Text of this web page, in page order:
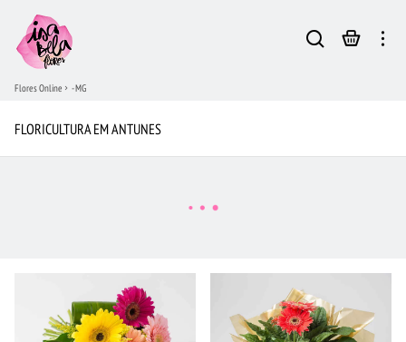
Flores Online - MG
FLORICULTURA EM ANTUNES